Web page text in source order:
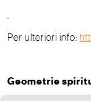
Per ulteriori info:
Geometrie